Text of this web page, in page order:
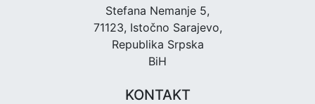
Stefana Nemanje 5,
71123, Istočno Sarajevo,
Republika Srpska
BiH
KONTAKT